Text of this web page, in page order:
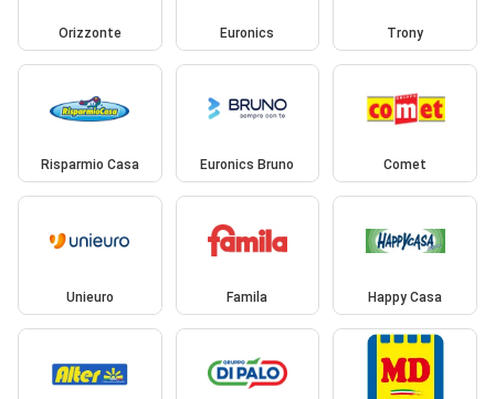
Orizzonte Euronics Trony
Risparmio Casa Euronics Bruno Comet
Unieuro Famila Happy Casa